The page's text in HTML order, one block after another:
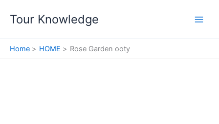
Tour Knowledge
Home HOME Rose Garden ooty